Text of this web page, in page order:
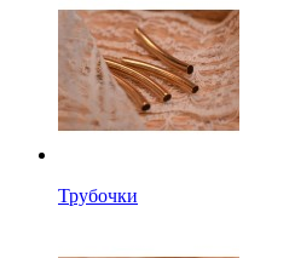
Трубочки